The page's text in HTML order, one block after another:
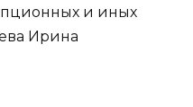
и иных
Ирина